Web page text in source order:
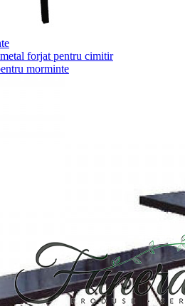
forjat pentru cimitir
morminte